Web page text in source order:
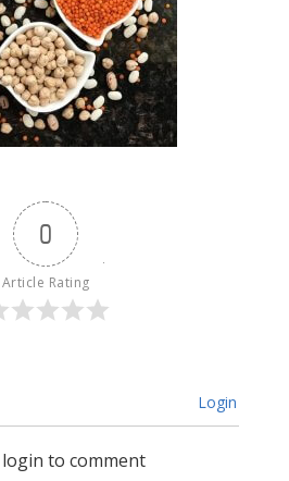
0
Article Rating
Login
login to comment